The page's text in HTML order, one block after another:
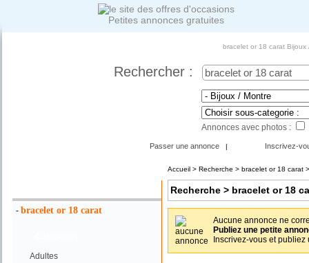
Petites annonces gratuites
bracelet or 18 carat
Rechercher :
Annonces avec photos :
Passer une annonce | Inscrivez-
- bracelet or 18 carat
Adultes
Accueil> Recherche > bracelet or 18 carat
Recherche> bracelet or 18
Aucune annonce ne
Publiez une petite
Inscrivez-vous et